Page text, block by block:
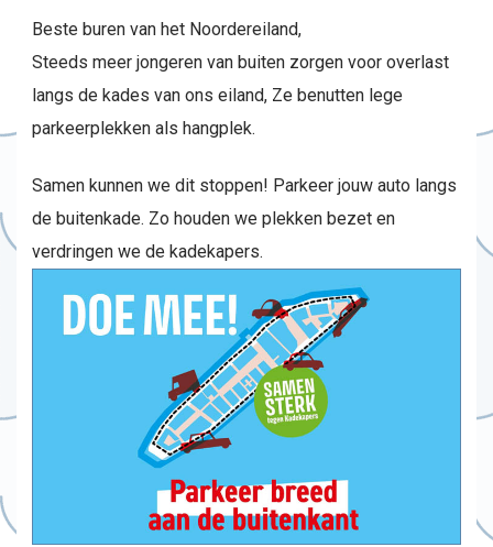
Beste buren van het Noordereiland,
Steeds meer jongeren van buiten zorgen voor overlast
langs de kades van ons eiland, Ze benutten lege
parkeerplekken als hangplek.
Samen kunnen we dit stoppen! Parkeer jouw auto langs
de buitenkade. Zo houden we plekken bezet en
verdringen we de kadekapers.